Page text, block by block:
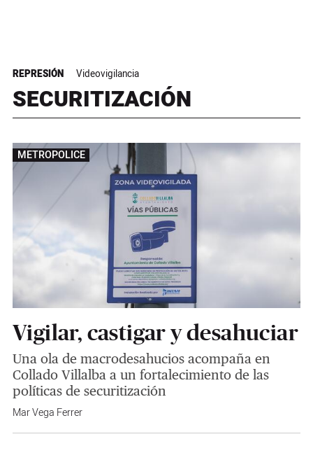
REPRESIÓN Videovigilancia
SECURITIZACIÓN
METROPOLICE
Vigilar, castigar y desahuciar
Una ola de macrodesahucios acompaña en
Collado Villalba a un fortalecimiento de las
políticas de securitización
Mar Vega Ferrer